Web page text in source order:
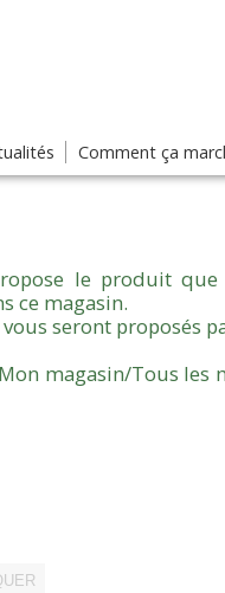
Comment ça
le produit
ce magasin.
seront proposés
magasin/Tous les